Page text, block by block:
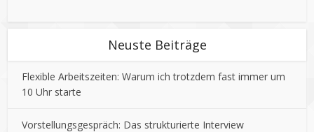
Neuste Beiträge
Flexible Arbeitszeiten: Warum ich trotzdem fast immer um
10 Uhr starte
Vorstellungsgespräch: Das strukturierte Interview